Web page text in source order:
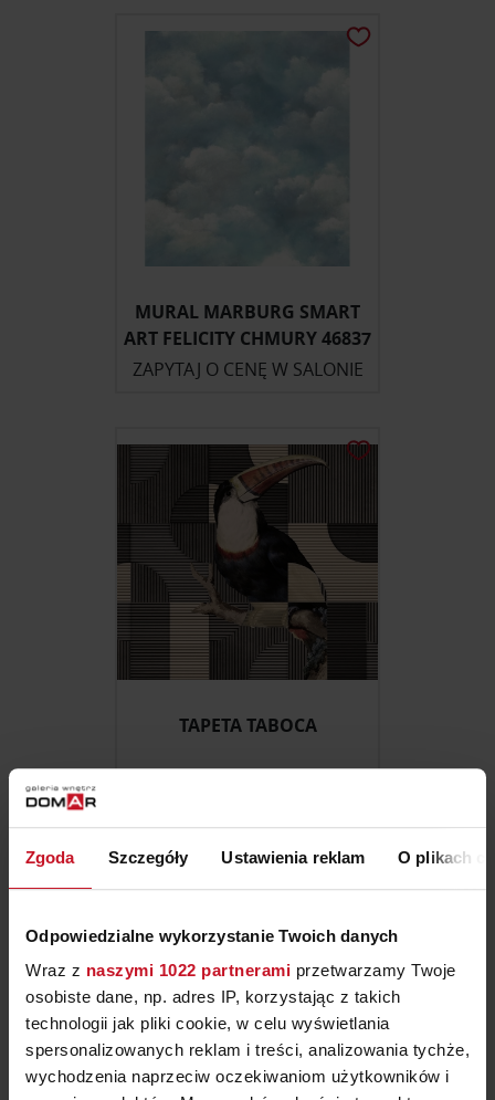
Zgoda Szczegóły Ustawienia reklam O plikach
Odpowiedzialne wykorzystanie Twoich danych
Wraz z naszymi 1022 partnerami przetwarzamy Twoje
osobiste dane, np. adres IP, korzystając z takich
technologii jak pliki cookie, w celu wyświetlania
spersonalizowanych reklam i treści, analizowania tychże,
wychodzenia naprzeciw oczekiwaniom użytkowników i
MURAL MARBURG SMART
ART FELICITY CHMURY 46837
ZAPYTAJ O CENĘ W SALONIE
TAPETA TABOCA